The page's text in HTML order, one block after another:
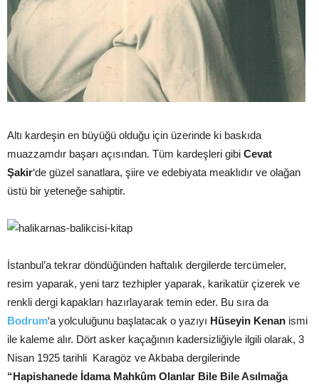
Altı kardeşin en büyüğü olduğu için üzerinde ki baskıda
muazzamdır başarı açısından. Tüm kardeşleri gibi Cevat
Şakir‘de güzel sanatlara, şiire ve edebiyata meaklıdır ve olağan
üstü bir yeteneğe sahiptir.
İstanbul’a tekrar döndüğünden haftalık dergilerde tercümeler,
resim yaparak, yeni tarz tezhipler yaparak, karikatür çizerek ve
renkli dergi kapakları hazırlayarak temin eder. Bu sıra da
Bodrum‘a yolculuğunu başlatacak o yazıyı Hüseyin Kenan ismi
ile kaleme alır. Dört asker kaçağının kadersizliğiyle ilgili olarak, 3
Nisan 1925 tarihli Karagöz ve Akbaba dergilerinde
“Hapishanede İdama Mahkûm Olanlar Bile Bile Asılmağa